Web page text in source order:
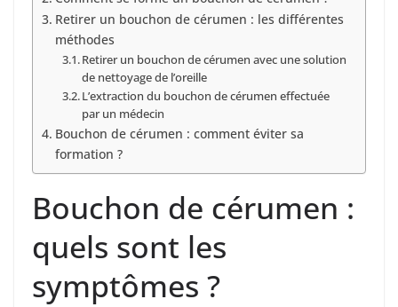
Retirer un bouchon de cérumen : les différentes
méthodes
Retirer un bouchon de cérumen avec une solution
de nettoyage de l’oreille
L’extraction du bouchon de cérumen effectuée
par un médecin
Bouchon de cérumen : comment éviter sa
formation ?
Bouchon de cérumen :
quels sont les
symptômes ?